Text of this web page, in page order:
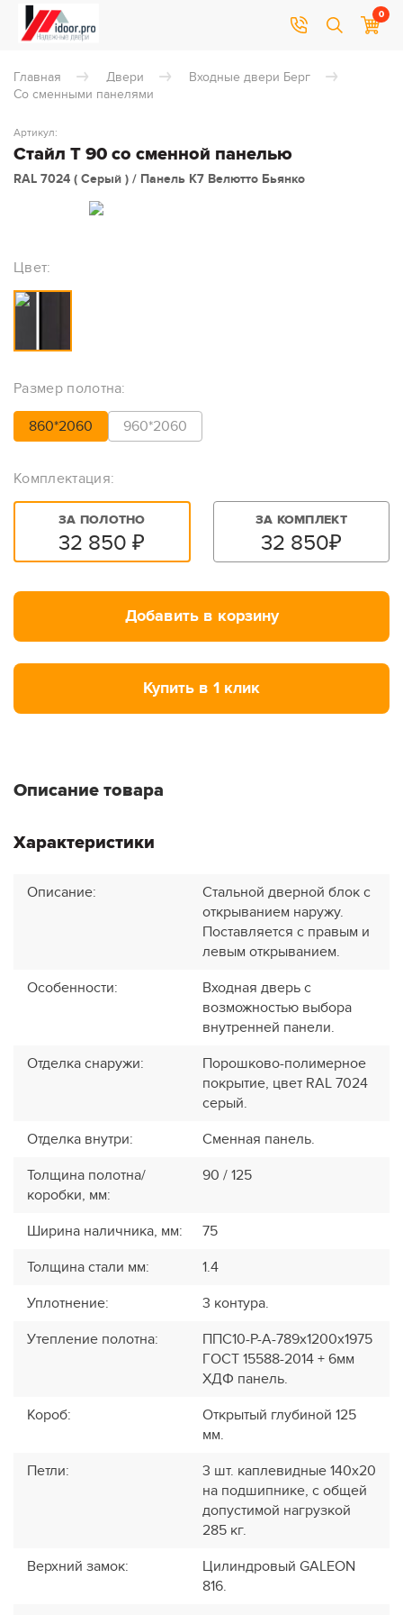
0
Главная Двери
Входные двери Берг
Со сменными панелями
Стайл Т 90 со сменной панелью
Артикул:
RAL 7024 ( Серый ) / Панель К7 Велютто Бьянко
Цвет:
Размер полотна:
860*2060 960*2060
Комплектация:
ЗА ПОЛОТНО
32 850 ₽
ЗА КОМПЛЕКТ
32 850₽
Добавить в корзину
Купить в 1 клик
Описание товара
Характеристики
Описание:
Стальной дверной блок с
открыванием наружу.
Поставляется с правым и
левым открыванием.
Особенности:
Входная дверь с
возможностью выбора
внутренней панели.
Отделка снаружи:
Порошково-полимерное
покрытие, цвет RAL 7024
серый.
Отделка внутри:
Сменная панель.
Толщина полотна/
коробки, мм:
90 / 125
Ширина наличника, мм:
75
Толщина стали мм:
1.4
Уплотнение:
3 контура.
Утепление полотна:
ППС10-Р-А-789х1200х1975
ГОСТ 15588-2014 + 6мм
ХДФ панель.
Короб:
Открытый глубиной 125
мм.
Петли:
3 шт. каплевидные 140х20
на подшипнике, с общей
допустимой нагрузкой
285 кг.
Верхний замок:
Цилиндровый GALEON
816.